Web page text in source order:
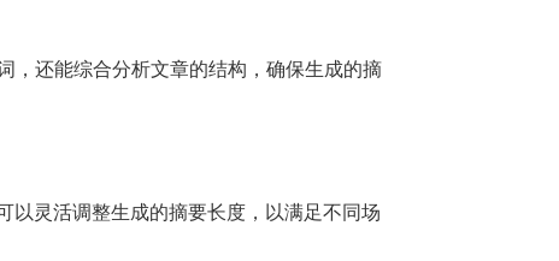
，还能综合分析文章的结构，确保生成的摘
以灵活调整生成的摘要长度，以满足不同场